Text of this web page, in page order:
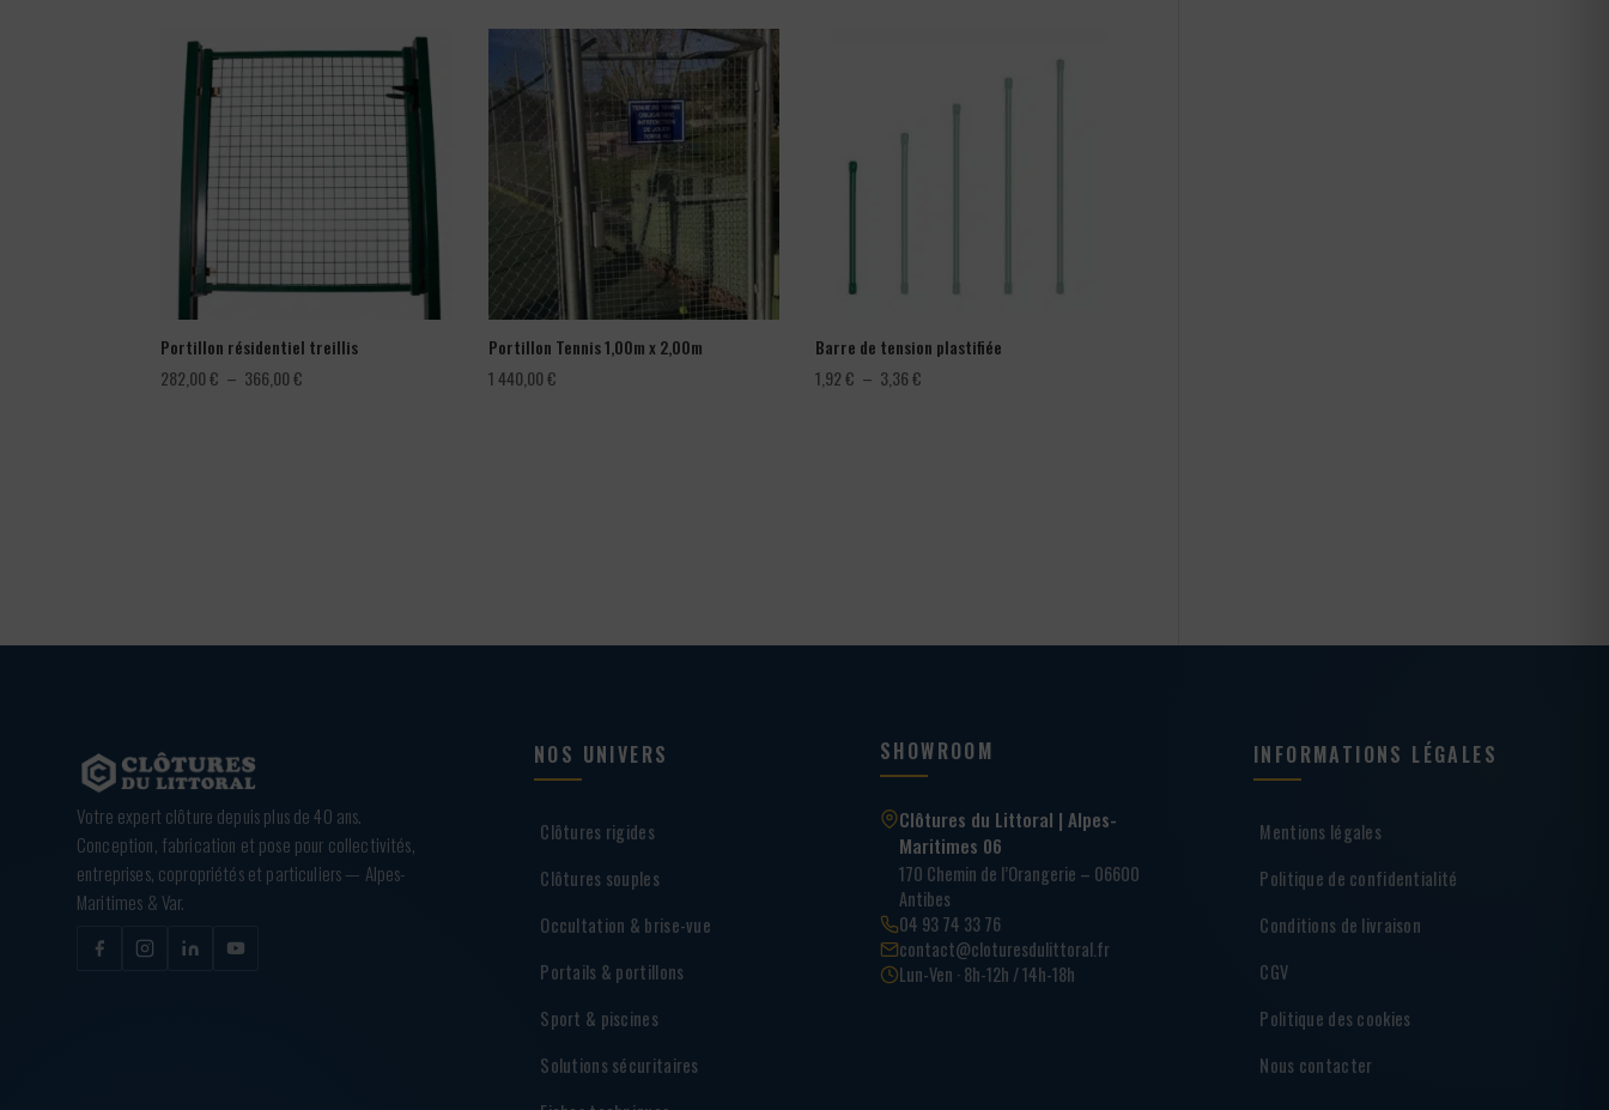
Portillon résidentiel treillis
282,00€ – 366,00€
Portillon Tennis 1,00m x 2,00m
1 440,00€
Barre de tension plastifiée
1,92€ – 3,36€
Votre expert clôture depuis plus de 40 ans.
Conception, fabrication et pose pour collectivités,
entreprises, copropriétés et particuliers — Alpes-
Maritimes & Var.
NOS UNIVERS
Clôtures rigides
Clôtures souples
Occultation & brise-vue
Portails & portillons
Sport & piscines
Solutions sécuritaires
SHOWROOM
Clôtures du Littoral | Alpes-
Maritimes 06
170 Chemin de l’Orangerie – 06600
Antibes
04 93 74 33 76
contact@cloturesdulittoral.fr
Lun-Ven · 8h-12h / 14h-18h
INFORMATIONS LÉGALES
Mentions légales
Politique de confidentialité
Conditions de livraison
CGV
Politique des cookies
Nous contacter